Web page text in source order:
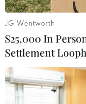
TIN CÙNG
Tấn công gây nhiều
Nga và Ukraine
10/08/2026 10:29
Châu Âu sẽ chứng
JG Wentworth
$25,000 In
Settlement